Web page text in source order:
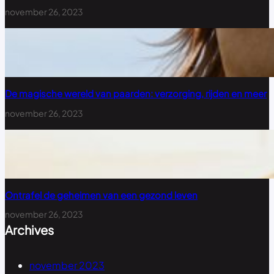
november 26, 2023
De magische wereld van paarden: verzorging, rijden en meer
november 26, 2023
Ontrafel de geheimen van een gezond leven
november 26, 2023
Archives
november 2023